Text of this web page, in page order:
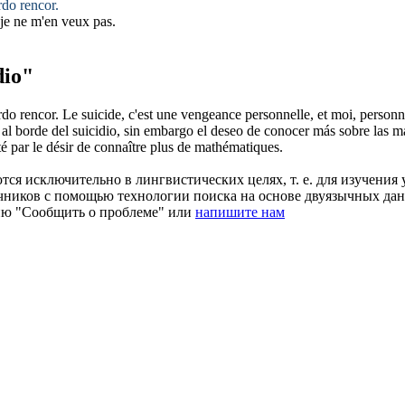
rencor.
ne m'en veux pas.
rencor. Le suicide, c'est une vengeance personnelle, et moi,
borde del suicidio, sin embargo el deseo de conocer más sobre las
par le désir de connaître plus de mathématiques.
исключительно в лингвистических целях, т. е. для
с помощью технологии поиска на основе двуязычных
"Сообщить о проблеме" или напишите нам